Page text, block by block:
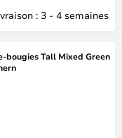
: 3 - 4 semaines
bougies Tall Mixed Green